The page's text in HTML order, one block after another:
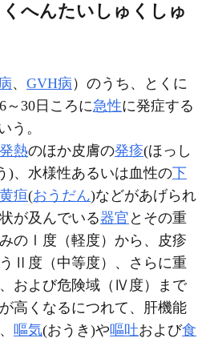
へんたいしゅくしゅ
、 GVH病 ）のうち、とくに
～30日ころに急性に発症する
う。
発熱のほか皮膚の発疹(ほっし
)、水様性あるいは血性の下
黄疸(おうだん)などがあげられ
が及んでいる器官 とその重
のⅠ度（軽度）から、皮疹
Ⅱ度（中等度）、さらに重
および危険域（Ⅳ度）まで
高くなるにつれて、肝機能
嘔気(おうき)や嘔吐および食